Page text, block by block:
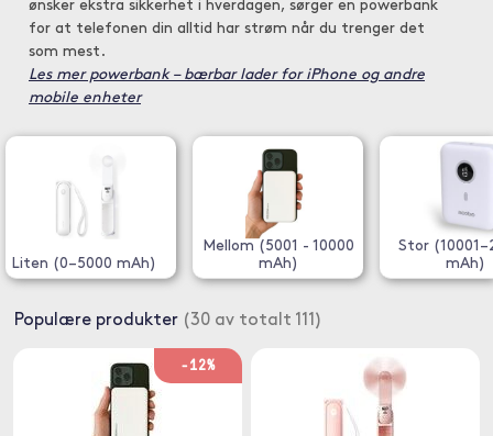
ønsker ekstra sikkerhet i hverdagen, sørger en powerbank
for at telefonen din alltid har strøm når du trenger det
som mest.
Les mer powerbank – bærbar lader for iPhone og andre
mobile enheter
Liten (0–5000 mAh)
Mellom (5001 - 10000
mAh)
Stor
mAh)
Populære produkter (30 av totalt 111)
-12%